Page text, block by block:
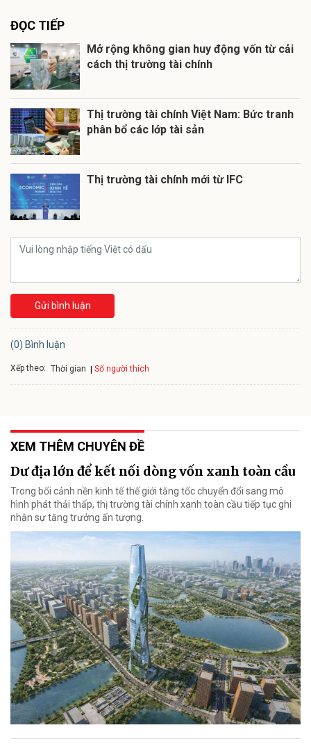
ĐỌC TIẾP
Mở rộng không gian huy động vốn từ cải
cách thị trường tài chính
Thị trường tài chính Việt Nam: Bức tranh
phân bổ các lớp tài sản
Thị trường tài chính mới từ IFC
Gửi bình luận
(0) Bình luận
Xếp theo: Thời gian Số người thích
XEM THÊM CHUYÊN ĐỀ
Dư địa lớn để kết nối dòng vốn xanh toàn cầu
Trong bối cảnh nền kinh tế thế giới tăng tốc chuyển đổi sang mô
hình phát thải thấp, thị trường tài chính xanh toàn cầu tiếp tục ghi
nhận sự tăng trưởng ấn tượng.